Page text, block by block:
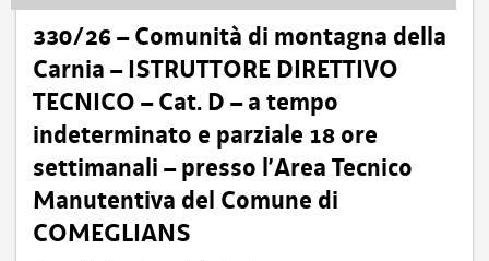
330/26 – Comunità di montagna della
Carnia – ISTRUTTORE DIRETTIVO
TECNICO – Cat. D – a tempo
indeterminato e parziale 18 ore
settimanali – presso l’Area Tecnico
Manutentiva del Comune di
COMEGLIANS